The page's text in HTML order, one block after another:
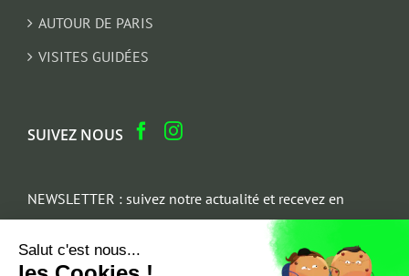
AUTOUR DE PARIS
VISITES GUIDÉES
SUIVEZ NOUS
NEWSLETTER : suivez notre actualité et recevez en
cadeau un parcours architectural du Marais
Email
Salut c'est nous...